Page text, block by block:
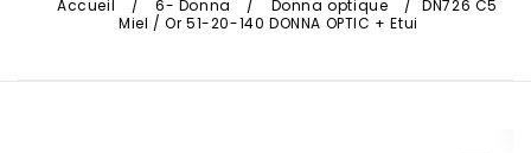
Accueil / 6- Donna / Donna optique /
DN726 C5
Miel / Or 51-20-140 DONNA OPTIC + Etui